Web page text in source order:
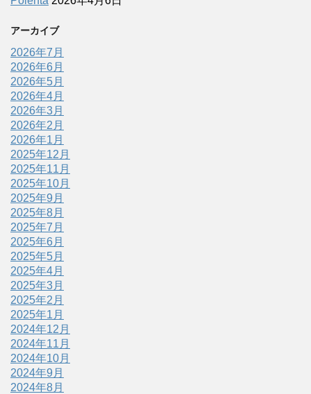
アーカイブ
2026年7月
2026年6月
2026年5月
2026年4月
2026年3月
2026年2月
2026年1月
2025年12月
2025年11月
2025年10月
2025年9月
2025年8月
2025年7月
2025年6月
2025年5月
2025年4月
2025年3月
2025年2月
2025年1月
2024年12月
2024年11月
2024年10月
2024年9月
2024年8月